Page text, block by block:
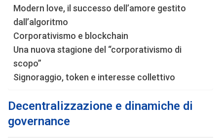
Modern love, il successo dell’amore gestito
dall’algoritmo
Corporativismo e blockchain
Una nuova stagione del “corporativismo di
scopo”
Signoraggio, token e interesse collettivo
Decentralizzazione e dinamiche di
governance